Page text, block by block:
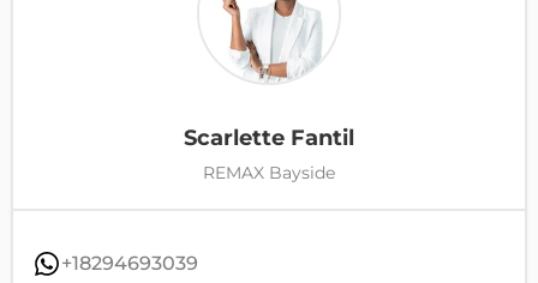
Scarlette Fantil
REMAX Bayside
+18294693039